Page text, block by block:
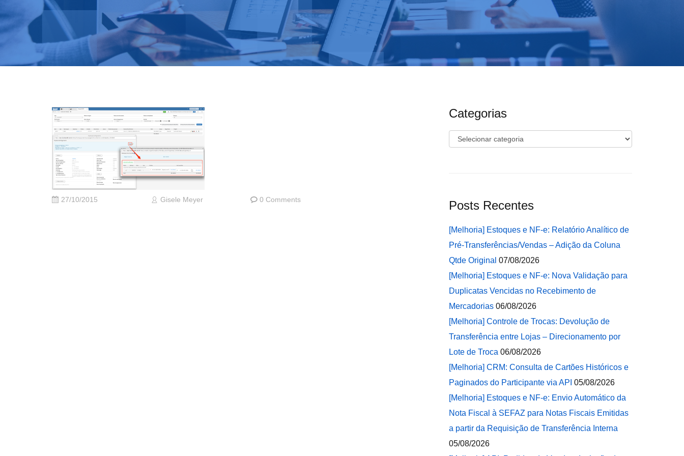
27/10/2015 Gisele Meyer 0 Comments
Categorias
Categorias
Posts Recentes
[Melhoria] Estoques e NF-e: Relatório Analítico de
Pré-Transferências/Vendas – Adição da Coluna
Qtde Original 07/08/2026
[Melhoria] Estoques e NF-e: Nova Validação para
Duplicatas Vencidas no Recebimento de
Mercadorias 06/08/2026
[Melhoria] Controle de Trocas: Devolução de
Transferência entre Lojas – Direcionamento por
Lote de Troca 06/08/2026
[Melhoria] CRM: Consulta de Cartões Históricos e
Paginados do Participante via API 05/08/2026
[Melhoria] Estoques e NF-e: Envio Automático da
Nota Fiscal à SEFAZ para Notas Fiscais Emitidas
a partir da Requisição de Transferência Interna
05/08/2026